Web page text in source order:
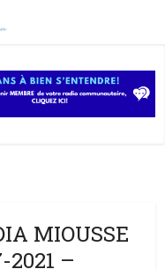
MIOUSSE
2021 –